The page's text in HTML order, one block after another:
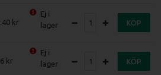
Ej i
lager
KÖP
Ej i
lager
KÖP